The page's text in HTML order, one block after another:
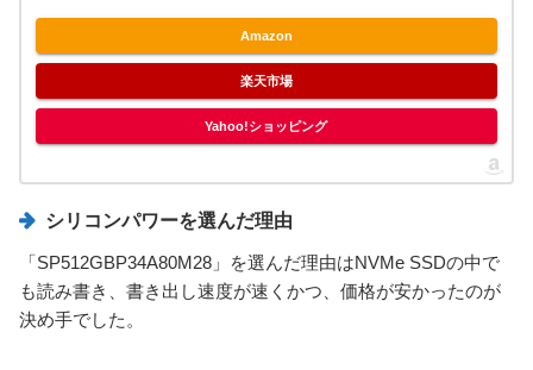
Amazon
楽天市場
Yahoo!ショッピング
シリコンパワーを選んだ理由
「SP512GBP34A80M28」を選んだ理由はNVMe SSDの中で
も読み書き、書き出し速度が速くかつ、価格が安かったのが
決め手でした。